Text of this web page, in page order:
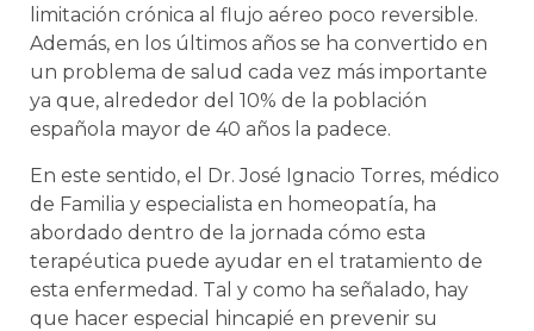
limitación crónica al flujo aéreo poco reversible.
Además, en los últimos años se ha convertido en
un problema de salud cada vez más importante
ya que, alrededor del 10% de la población
española mayor de 40 años la padece.
En este sentido, el Dr. José Ignacio Torres, médico
de Familia y especialista en homeopatía, ha
abordado dentro de la jornada cómo esta
terapéutica puede ayudar en el tratamiento de
esta enfermedad. Tal y como ha señalado, hay
que hacer especial hincapié en prevenir su